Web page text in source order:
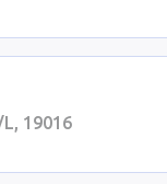
19016